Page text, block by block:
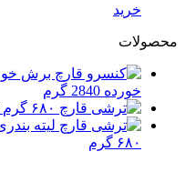
خرید
محصولات
خورده 2840 گرم
۶۸۰ گرم